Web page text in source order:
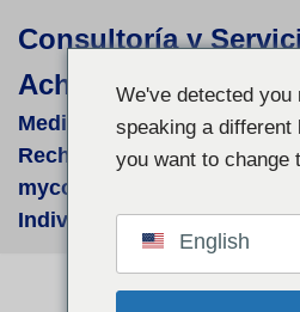
al
contenido
Consultoría y
Achim Görner
Medizinisch-
Recherchen für supportive
mycologische Therapien -
Individual-Recherchen
We've detected you
speaking a different
you want to change
English